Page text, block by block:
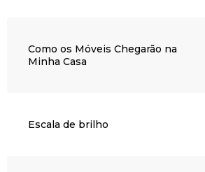
Como os Móveis Chegarão na
Minha Casa
Escala de brilho